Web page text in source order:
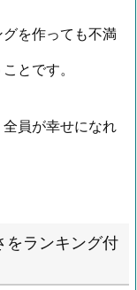
を作っても不満
とです。
員が幸せになれ
をランキング付